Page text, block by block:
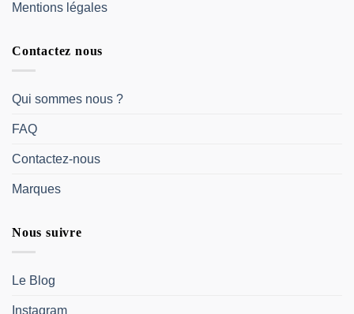
Mentions légales
Contactez nous
Qui sommes nous ?
FAQ
Contactez-nous
Marques
Nous suivre
Le Blog
Instagram